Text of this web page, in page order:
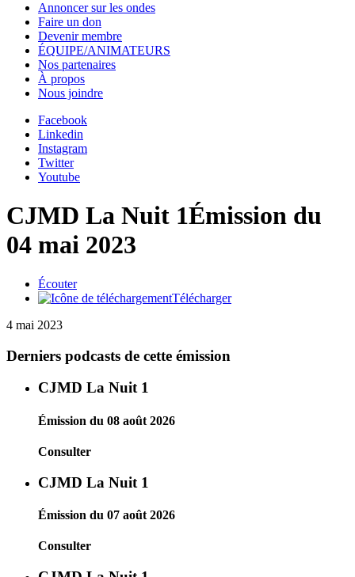
Annoncer sur les ondes
Faire un don
Devenir membre
ÉQUIPE/ANIMATEURS
Nos partenaires
À propos
Nous joindre
Facebook
Linkedin
Instagram
Twitter
Youtube
CJMD La Nuit 1Émission du
04 mai 2023
Écouter
Télécharger
4 mai 2023
Derniers podcasts de cette émission
CJMD La Nuit 1
Émission du 08 août 2026
Consulter
CJMD La Nuit 1
Émission du 07 août 2026
Consulter